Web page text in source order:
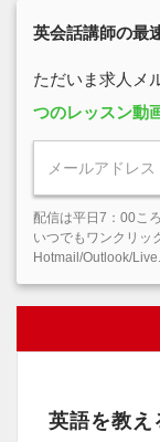
英会話講師の最
ただいま求人メ
つのレッスン動
配信は平日7：00ころ
いつでもワンクリッ
Hotmail/Outlook/
英語を教え